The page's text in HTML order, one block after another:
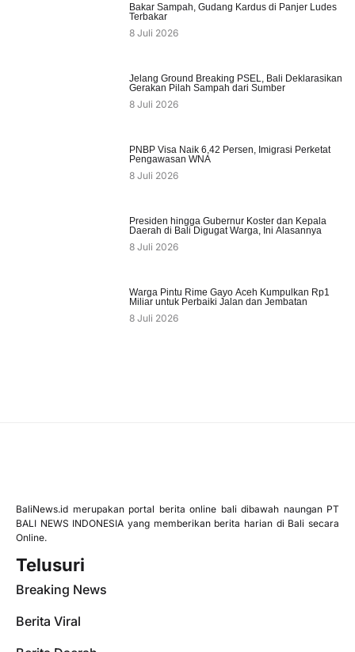
Bakar Sampah, Gudang Kardus di Panjer Ludes
Terbakar
8 Juli 2026
Jelang Ground Breaking PSEL, Bali Deklarasikan
Gerakan Pilah Sampah dari Sumber
8 Juli 2026
PNBP Visa Naik 6,42 Persen, Imigrasi Perketat
Pengawasan WNA
8 Juli 2026
Presiden hingga Gubernur Koster dan Kepala
Daerah di Bali Digugat Warga, Ini Alasannya
8 Juli 2026
Warga Pintu Rime Gayo Aceh Kumpulkan Rp1
Miliar untuk Perbaiki Jalan dan Jembatan
8 Juli 2026
BaliNews.id merupakan portal berita online bali dibawah naungan PT
BALI NEWS INDONESIA yang memberikan berita harian di Bali secara
Online.
Telusuri
Breaking News
Berita Viral